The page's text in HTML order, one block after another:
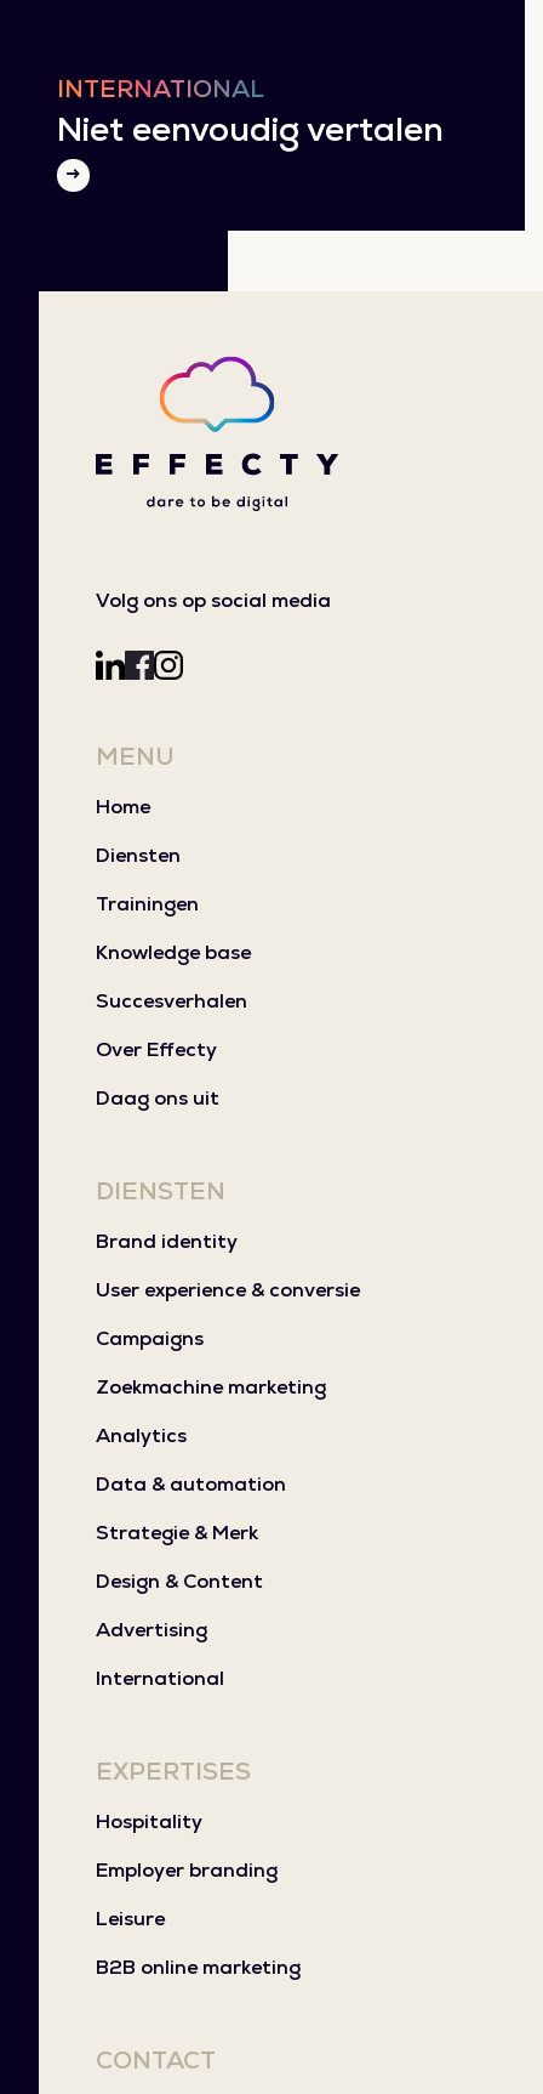
INTERNATIONAL
Niet eenvoudig vertalen
Volg ons op social media
MENU
Home
Diensten
Trainingen
Knowledge base
Succesverhalen
Over Effecty
Daag ons uit
DIENSTEN
Brand identity
User experience & conversie
Campaigns
Zoekmachine marketing
Analytics
Data & automation
Strategie & Merk
Design & Content
Advertising
International
EXPERTISES
Hospitality
Employer branding
Leisure
B2B online marketing
CONTACT